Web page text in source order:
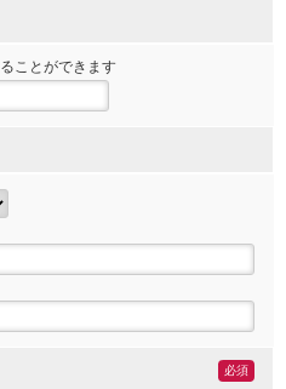
ことができます
必須